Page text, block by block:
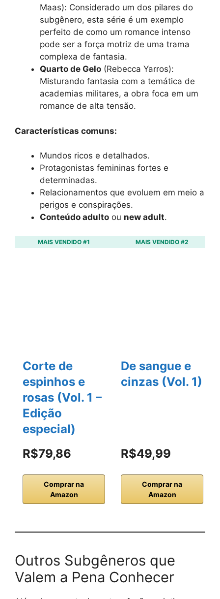
Maas): Considerado um dos pilares do
subgênero, esta série é um exemplo
perfeito de como um romance intenso
pode ser a força motriz de uma trama
complexa de fantasia.
Quarto de Gelo (Rebecca Yarros):
Misturando fantasia com a temática de
academias militares, a obra foca em um
romance de alta tensão.
Características comuns:
Mundos ricos e detalhados.
Protagonistas femininas fortes e
determinadas.
Relacionamentos que evoluem em meio a
perigos e conspirações.
Conteúdo adulto ou new adult.
MAIS VENDIDO #1
Corte de
espinhos e
rosas (Vol. 1 –
Edição
especial)
R$79,86
Comprar na
Amazon
MAIS VENDIDO #2
De sangue e
cinzas (Vol. 1)
R$49,99
Comprar na
Amazon
Outros Subgêneros que
Valem a Pena Conhecer